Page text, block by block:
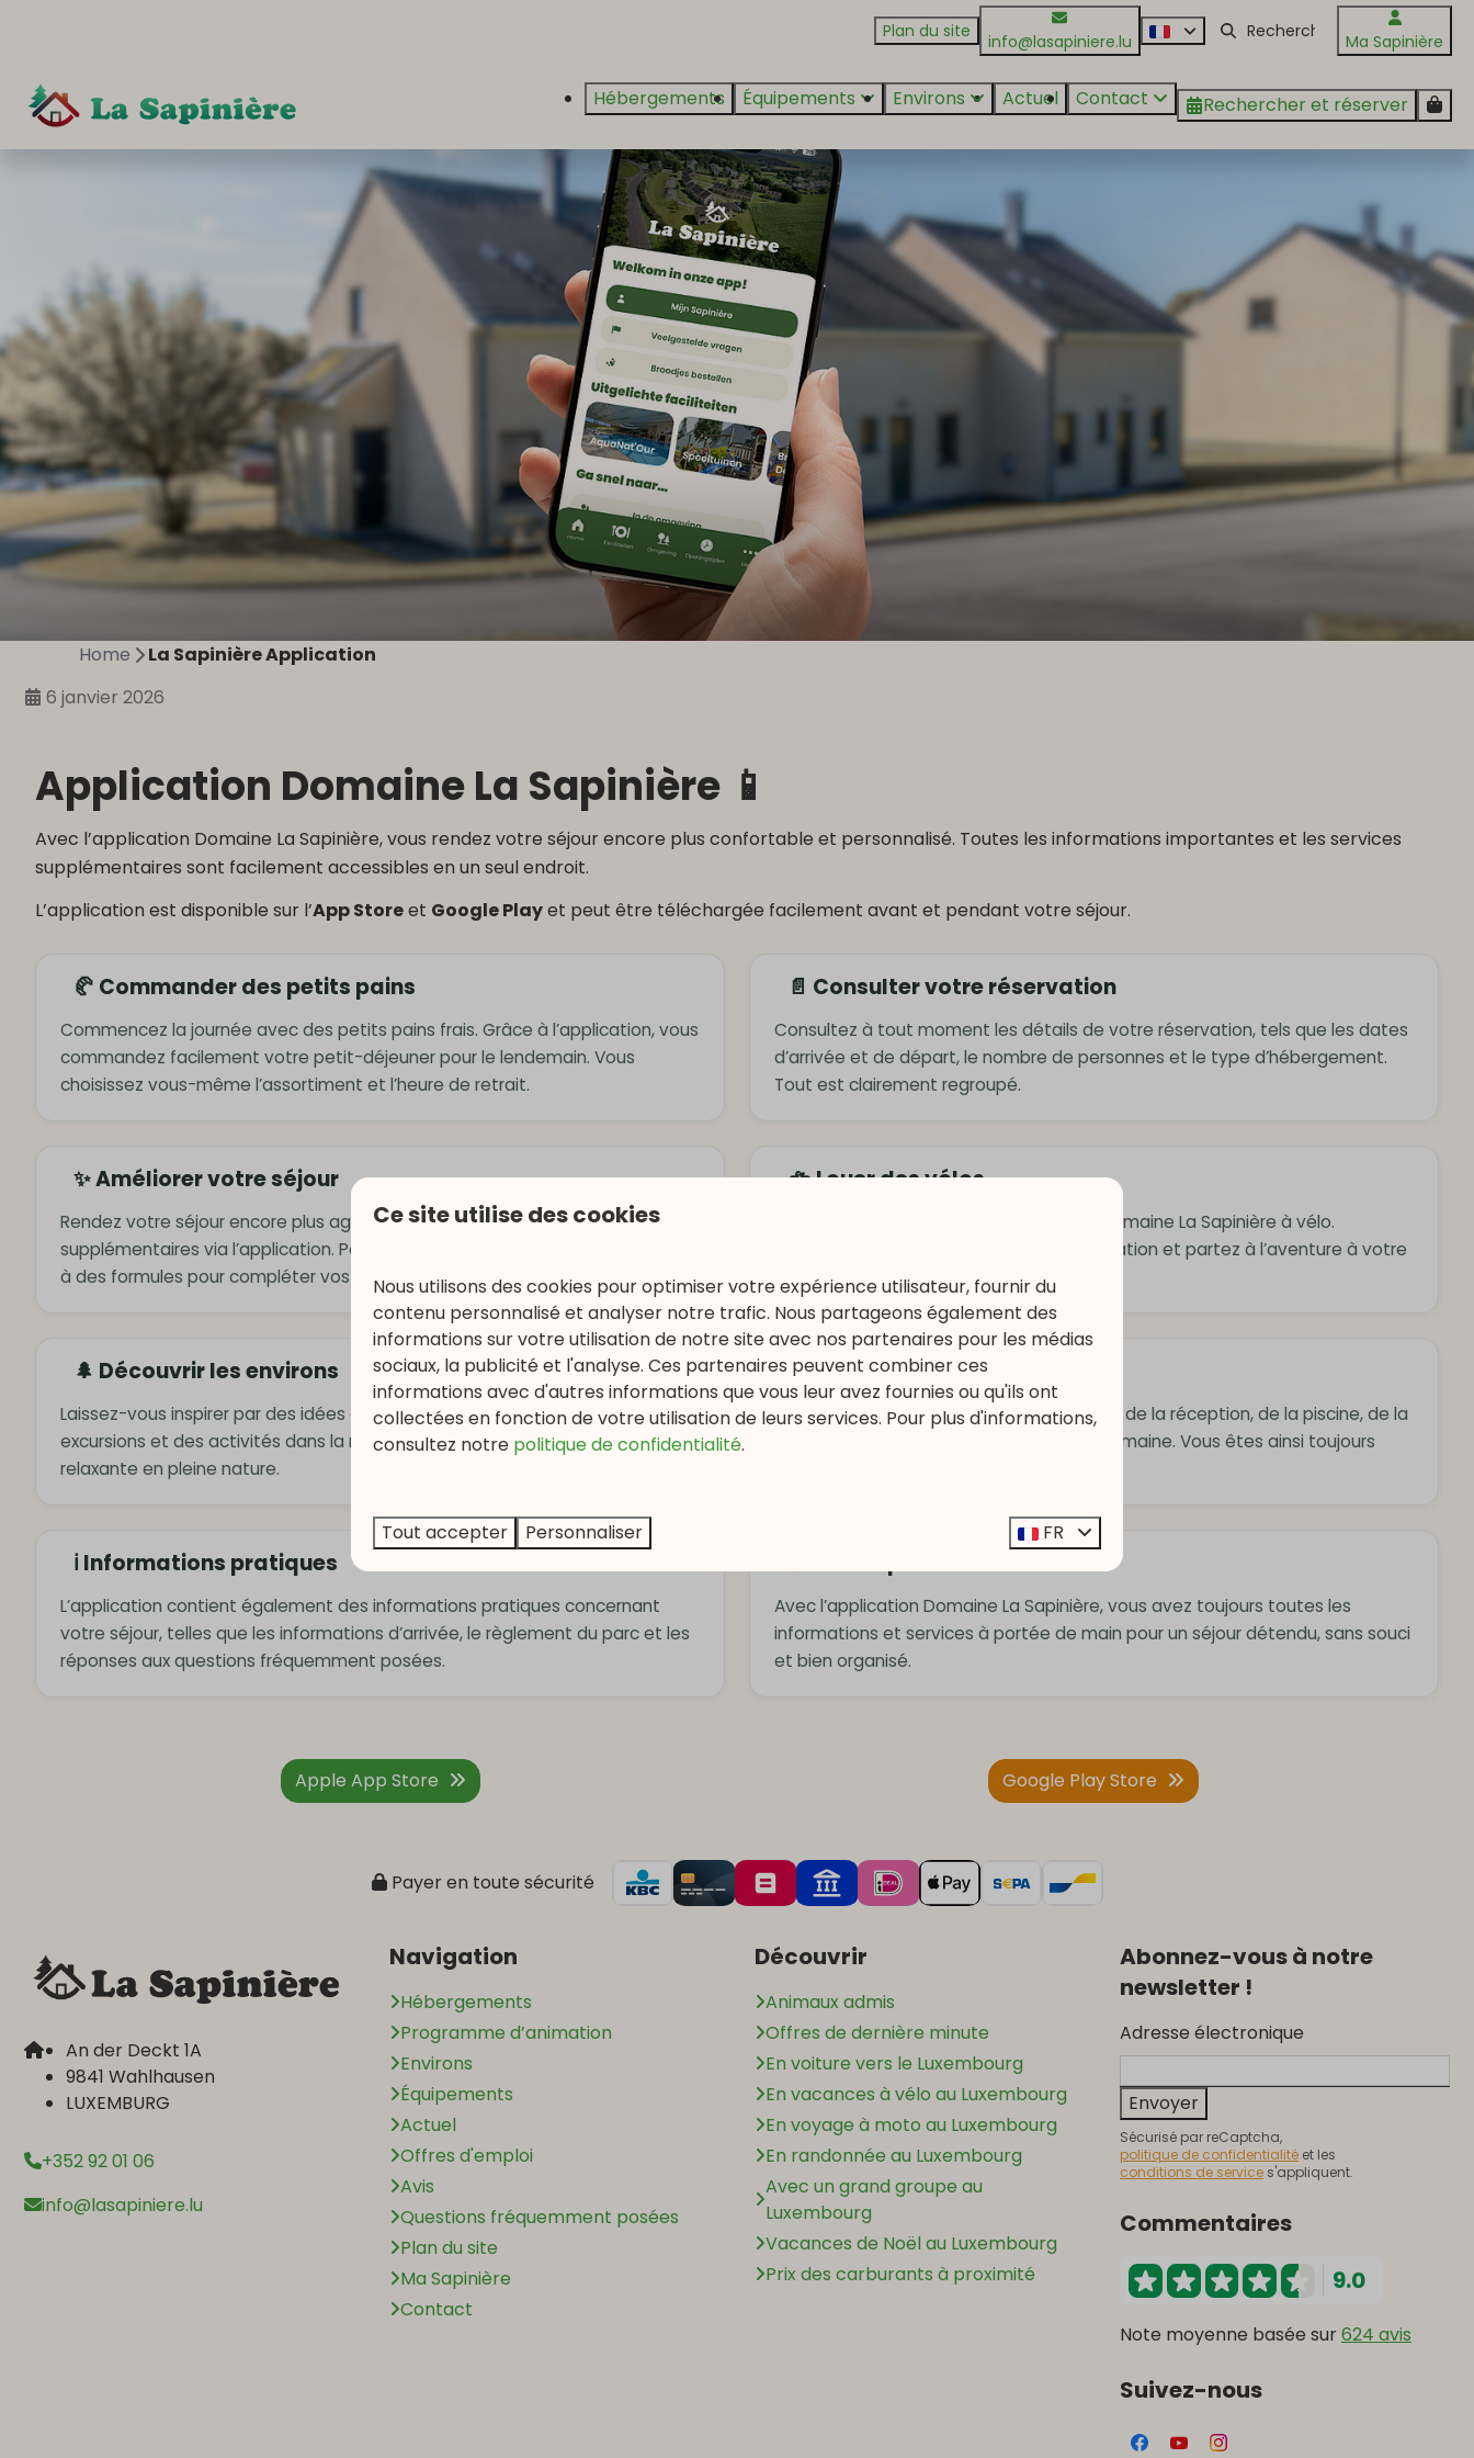
Plan du site info@lasapiniere.lu Ma Sapinière
Hébergements Équipements Environs Actuel Contact Rechercher et réserver
Home
La Sapinière Application
6 janvier 2026
Application Domaine La Sapinière 📱
Avec l’application Domaine La Sapinière, vous rendez votre séjour encore plus confortable et personnalisé. Toutes les informations importantes et les services
supplémentaires sont facilement accessibles en un seul endroit.
L’application est disponible sur l’App Storeet Google Playet peut être téléchargée facilement avant et pendant votre séjour.
🥐 Commander des petits pains
Commencez la journée avec des petits pains frais. Grâce à l’application, vous
commandez facilement votre petit-déjeuner pour le lendemain. Vous
choisissez vous-même l’assortiment et l’heure de retrait.
📄 Consulter votre réservation
Consultez à tout moment les détails de votre réservation, tels que les dates
d’arrivée et de départ, le nombre de personnes et le type d’hébergement.
Tout est clairement regroupé.
✨ Améliorer votre séjour
Rendez votre séjour encore plus agréable en réservant des options
supplémentaires via l’application. Pensez à des services complémentaires ou
à des formules pour compléter vos vacances.
🚲 Louer des vélos
Découvrez les magnifiques environs du Domaine La Sapinière à vélo.
Réservez facilement vos vélos via l’application et partez à l’aventure à votre
rythme.
🌲 Découvrir les environs
Laissez-vous inspirer par des idées de randonnées, des sites touristiques, des
excursions et des activités dans la région. Idéal pour une journée active ou
relaxante en pleine nature.
⏰ Horaires & installations
Consultez les horaires d’ouverture actuels de la réception, de la piscine, de la
brasserie et des autres installations du domaine. Vous êtes ainsi toujours
ℹ️ Informations pratiques
L’application contient également des informations pratiques concernant
votre séjour, telles que les informations d’arrivée, le règlement du parc et les
réponses aux questions fréquemment posées.
Avec l’application Domaine La Sapinière, vous avez toujours toutes les
informations et services à portée de main pour un séjour détendu, sans souci
et bien organisé.
Apple App Store Google Play Store
Payer en toute sécurité
An der Deckt 1A
9841 Wahlhausen
LUXEMBURG
+352 92 01 06
info@lasapiniere.lu
Navigation
Hébergements
Programme d’animation
Environs
Équipements
Actuel
Offres d'emploi
Avis
Questions fréquemment posées
Plan du site
Ma Sapinière
Contact
Découvrir
Animaux admis
Offres de dernière minute
En voiture vers le Luxembourg
En vacances à vélo au Luxembourg
En voyage à moto au Luxembourg
En randonnée au Luxembourg
Avec un grand groupe au
Luxembourg
Vacances de Noël au Luxembourg
Prix des carburants à proximité
Abonnez-vous à notre
newsletter !
Adresse électronique
Envoyer
Sécurisé par reCaptcha,
politique de confidentialité et les
conditions de service s'appliquent.
Commentaires
9.0
Note moyenne basée sur624 avis
Suivez-nous
Ce site utilise des cookies
Nous utilisons des cookies pour optimiser votre expérience utilisateur, fournir du
contenu personnalisé et analyser notre trafic. Nous partageons également des
informations sur votre utilisation de notre site avec nos partenaires pour les médias
sociaux, la publicité et l'analyse. Ces partenaires peuvent combiner ces
informations avec d'autres informations que vous leur avez fournies ou qu'ils ont
collectées en fonction de votre utilisation de leurs services. Pour plus d'informations,
consultez notre politique de confidentialité.
Tout accepter Personnaliser FR